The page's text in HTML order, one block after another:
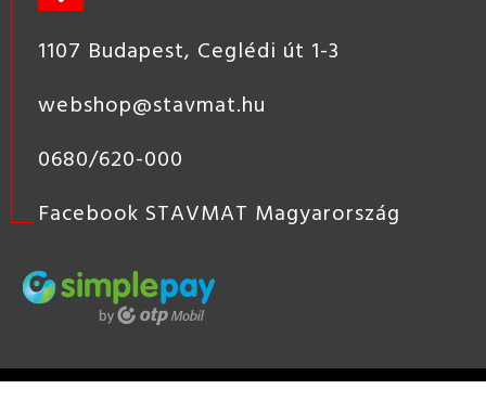
1107 Budapest, Ceglédi út 1-3
webshop@stavmat.hu
0680/620-000
Facebook STAVMAT Magyarország